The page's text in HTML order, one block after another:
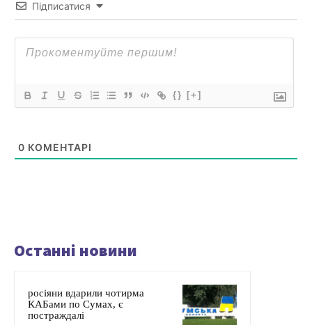
Підписатися
{} [+]
0 КОМЕНТАРІ
Останні новини
росіяни вдарили чотирма
КАБами по Сумах, є
постраждалі